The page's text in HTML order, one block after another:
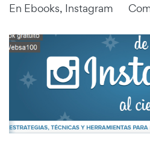
En Ebooks, Instagram